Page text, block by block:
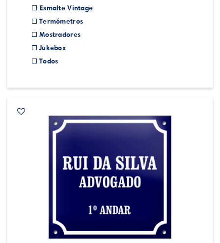
Esmalte Vintage
Termómetros
Mostradores
Jukebox
Todos